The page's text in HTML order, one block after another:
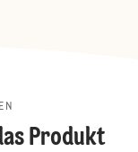
Produkt